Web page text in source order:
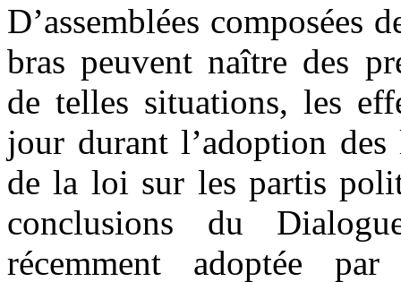
D’assemblées composées
bras peuvent naître des
de telles situations, les
jour durant l’adoption
de la loi sur les partis
conclusions du
récemment adoptée